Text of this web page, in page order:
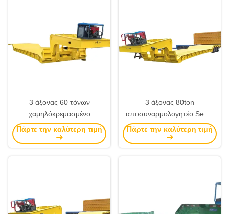
3 άξονας 60 τόνων
χαμηλόκρεμασμένο
ημιριμουλκούμενο
αποσυναρμόσιμο
Πάρτε την καλύτερη τιμή
3 άξονας 80ton
αποσυναρμολογητέο Semi-
Trailer Low-Bed Semi-Trailer
Heavy Duty Lowboy για την
Πάρτε την καλύτερη τιμή